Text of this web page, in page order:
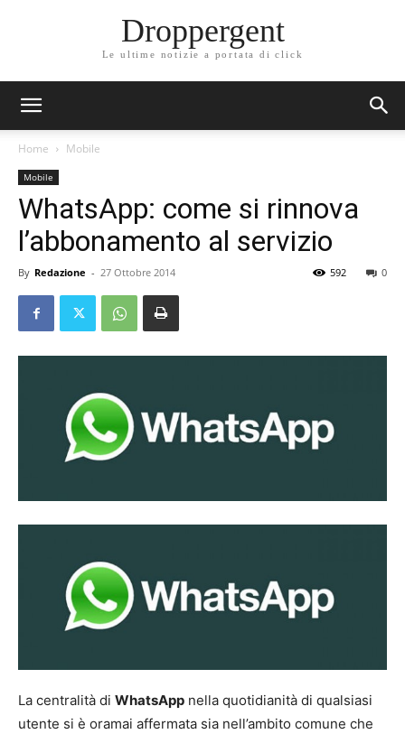
Droppergent
Le ultime notizie a portata di click
Home Mobile
Mobile
WhatsApp: come si rinnova
l’abbonamento al servizio
By Redazione - 27 Ottobre 2014 0
592
La centralità di WhatsApp nella quotidianità di qualsiasi
utente si è oramai affermata sia nell’ambito comune che